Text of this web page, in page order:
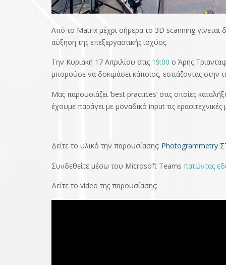
Από το Matrix μέχρι σήμερα το 3D scanning γίνεται
αύξηση της επεξεργαστικής ισχύος.
Την Κυριακή 17 Απριλίου στις 19:00 ο Άρης
μπορούσε να δοκιμάσει κάποιος, εστιάζοντας στην
Μας παρουσιάζει ‘best practices’ στις οποίες
έχουμε παράγει με μοναδικό input τις
Δείτε το υλικό την παρουσίασης: Photogrammetry
Συνδεθείτε μέσω του Microsoft Teams πατώντας
Δείτε το video της παρουσίασης: